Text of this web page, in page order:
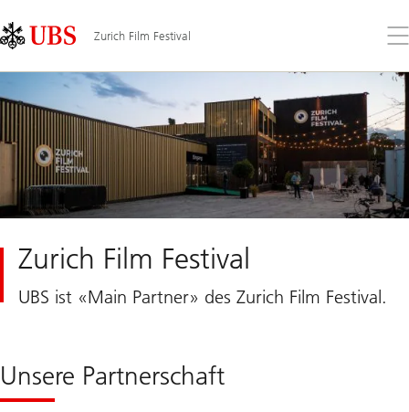
Links
Area
Zurich Film Festival
Sie
Zurich Film Festival
UBS ist «Main Partner» des Zurich Film Festival.
Unsere Partnerschaft